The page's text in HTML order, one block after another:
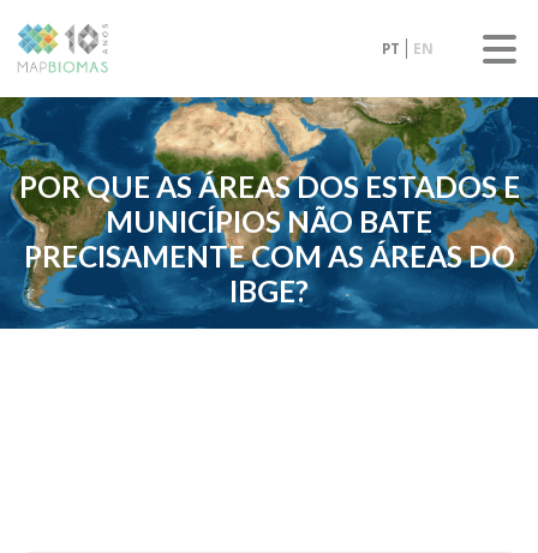
PT EN
POR QUE AS ÁREAS DOS ESTADOS E
MUNICÍPIOS NÃO BATE
PRECISAMENTE COM AS ÁREAS DO
IBGE?